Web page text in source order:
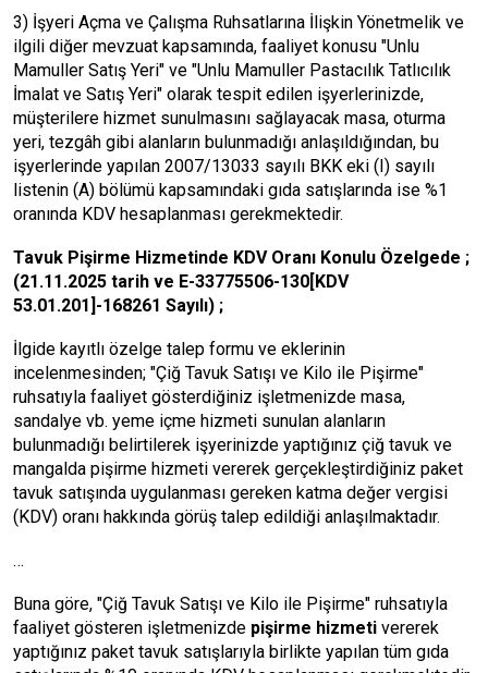
3) İşyeri Açma ve Çalışma Ruhsatlarına İlişkin Yönetmelik ve
ilgili diğer mevzuat kapsamında, faaliyet konusu "Unlu
Mamuller Satış Yeri" ve "Unlu Mamuller Pastacılık Tatlıcılık
İmalat ve Satış Yeri" olarak tespit edilen işyerlerinizde,
müşterilere hizmet sunulmasını sağlayacak masa, oturma
yeri, tezgâh gibi alanların bulunmadığı anlaşıldığından, bu
işyerlerinde yapılan 2007/13033 sayılı BKK eki (I) sayılı
listenin (A) bölümü kapsamındaki gıda satışlarında ise %1
oranında KDV hesaplanması gerekmektedir.
Tavuk Pişirme Hizmetinde KDV Oranı Konulu Özelgede ;
(21.11.2025 tarih ve E-33775506-130[KDV
53.01.201]-168261 Sayılı) ;
İlgide kayıtlı özelge talep formu ve eklerinin
incelenmesinden; "Çiğ Tavuk Satışı ve Kilo ile Pişirme"
ruhsatıyla faaliyet gösterdiğiniz işletmenizde masa,
sandalye vb. yeme içme hizmeti sunulan alanların
bulunmadığı belirtilerek işyerinizde yaptığınız çiğ tavuk ve
mangalda pişirme hizmeti vererek gerçekleştirdiğiniz paket
tavuk satışında uygulanması gereken katma değer vergisi
(KDV) oranı hakkında görüş talep edildiği anlaşılmaktadır.
…
Buna göre, "Çiğ Tavuk Satışı ve Kilo ile Pişirme" ruhsatıyla
faaliyet gösteren işletmenizde pişirme hizmeti vererek
yaptığınız paket tavuk satışlarıyla birlikte yapılan tüm gıda